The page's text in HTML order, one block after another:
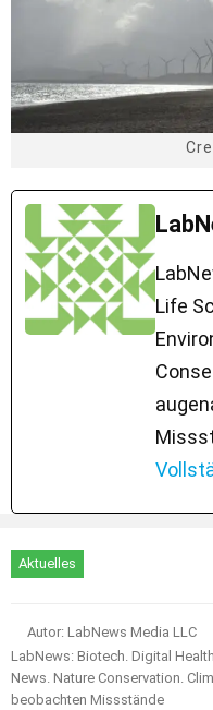
Life
Aktuelles
Autor: LabNews Media LLC
LabNews: Biotech. Digital
News. Nature Conservation.
beobachten Missstände